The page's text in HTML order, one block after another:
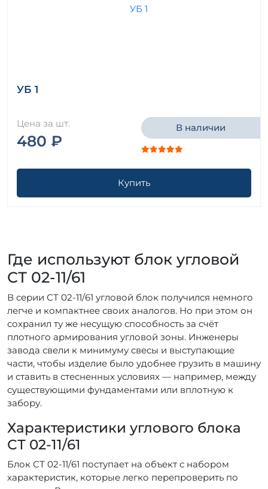
УБ 1
Цена за шт.
480 ₽
В наличии
Купить
Где используют блок угловой
СТ 02-11/61
В серии СТ 02-11/61 угловой блок получился немного
легче и компактнее своих аналогов. Но при этом он
сохранил ту же несущую способность за счёт
плотного армирования угловой зоны. Инженеры
завода свели к минимуму свесы и выступающие
части, чтобы изделие было удобнее грузить в машину
и ставить в стесненных условиях — например, между
существующими фундаментами или вплотную к
забору.
Характеристики углового блока
СТ 02-11/61
Блок СТ 02-11/61 поступает на объект с набором
характеристик, которые легко перепроверить по